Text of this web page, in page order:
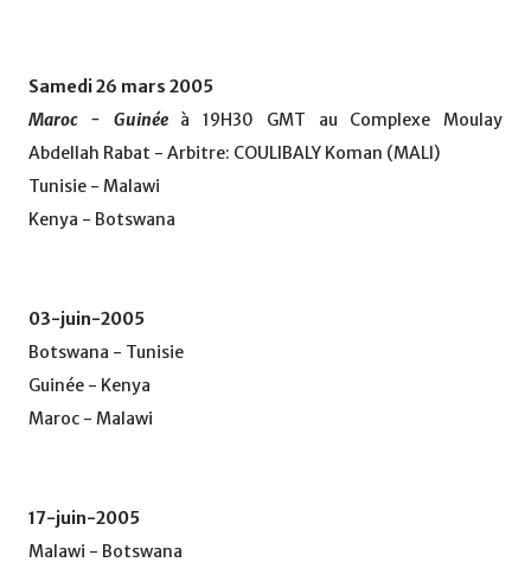
Samedi 26 mars 2005
Maroc - Guinéeà 19H30 GMT au Complexe Moulay
Abdellah Rabat - Arbitre: COULIBALY Koman (MALI)
Tunisie - Malawi
Kenya - Botswana
03-juin-2005
Botswana - Tunisie
Guinée - Kenya
Maroc - Malawi
17-juin-2005
Malawi - Botswana